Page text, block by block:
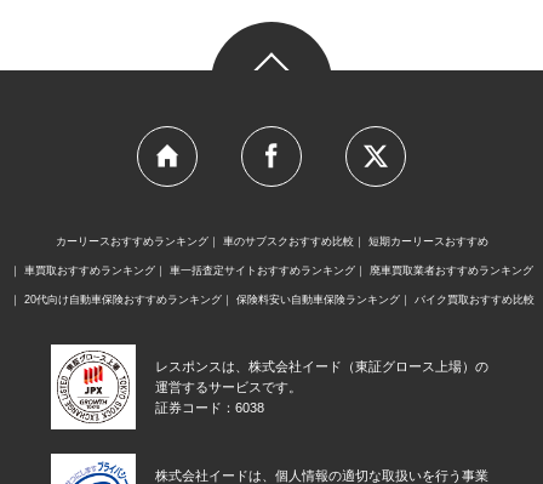
カーリースおすすめランキング 車のサブスクおすすめ比較 短期カーリースおすすめ
車買取おすすめランキング 車一括査定サイトおすすめランキング 廃車買取業者おすすめランキング
20代向け自動車保険おすすめランキング 保険料安い自動車保険ランキング バイク買取おすすめ比較
レスポンスは、株式会社イード（東証グロース上場）の
運営するサービスです。
証券コード：6038
株式会社イードは、個人情報の適切な取扱いを行う事業